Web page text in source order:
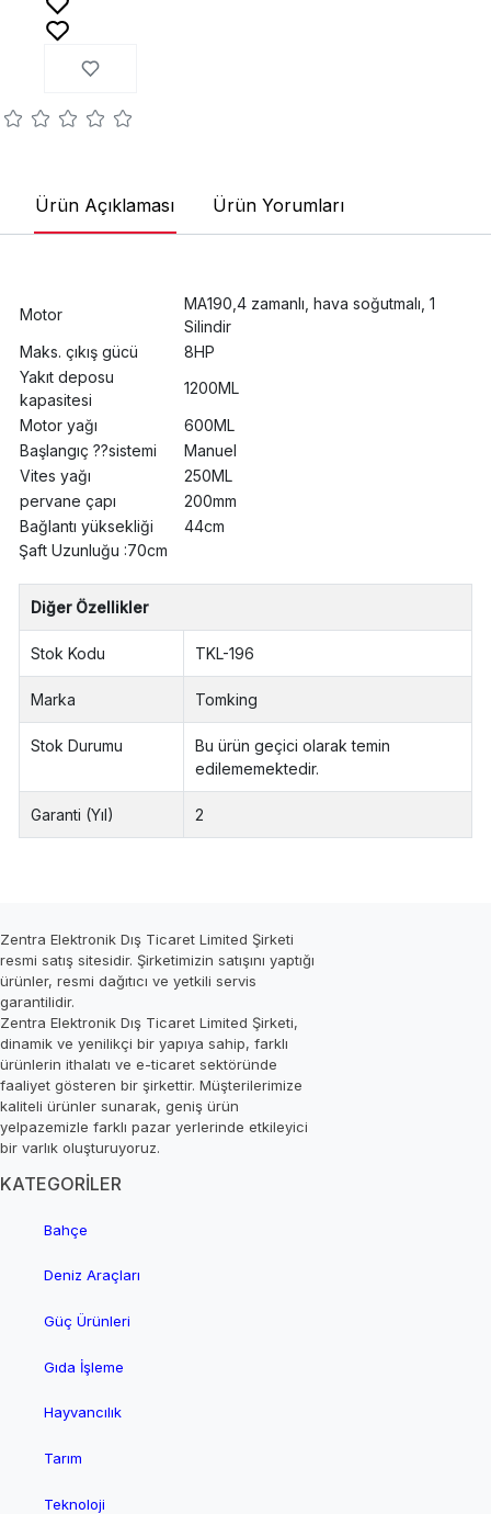
Ürün Açıklaması Ürün Yorumları
Motor
MA190,4 zamanlı, hava soğutmalı, 1
Silindir
Maks. çıkış gücü
8HP
Yakıt deposu
kapasitesi
1200ML
Motor yağı
600ML
Başlangıç ??sistemi
Manuel
Vites yağı
250ML
pervane çapı
200mm
Bağlantı yüksekliği
44cm
Şaft Uzunluğu :70cm
Diğer Özellikler
Stok Kodu TKL-196
Marka Tomking
Stok Durumu
Bu ürün geçici olarak temin
edilememektedir.
Garanti (Yıl) 2
Zentra Elektronik Dış Ticaret Limited Şirketi
resmi satış sitesidir. Şirketimizin satışını yaptığı
ürünler, resmi dağıtıcı ve yetkili servis
garantilidir.
Zentra Elektronik Dış Ticaret Limited Şirketi,
dinamik ve yenilikçi bir yapıya sahip, farklı
ürünlerin ithalatı ve e-ticaret sektöründe
faaliyet gösteren bir şirkettir. Müşterilerimize
kaliteli ürünler sunarak, geniş ürün
yelpazemizle farklı pazar yerlerinde etkileyici
bir varlık oluşturuyoruz.
KATEGORİLER
Bahçe
Deniz Araçları
Güç Ürünleri
Gıda İşleme
Hayvancılık
Tarım
Teknoloji